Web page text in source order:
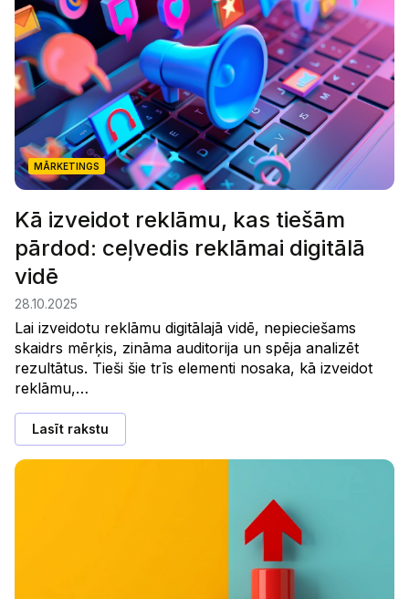
MĀRKETINGS
Kā izveidot reklāmu, kas tiešām
pārdod: ceļvedis reklāmai digitālā
vidē
28.10.2025
Lai izveidotu reklāmu digitālajā vidē, nepieciešams
skaidrs mērķis, zināma auditorija un spēja analizēt
rezultātus. Tieši šie trīs elementi nosaka, kā izveidot
reklāmu,…
Lasīt rakstu